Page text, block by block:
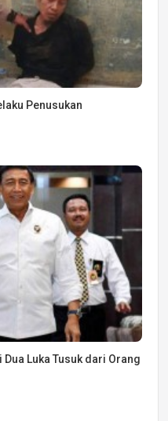
Penusukan
Luka Tusuk dari Orang